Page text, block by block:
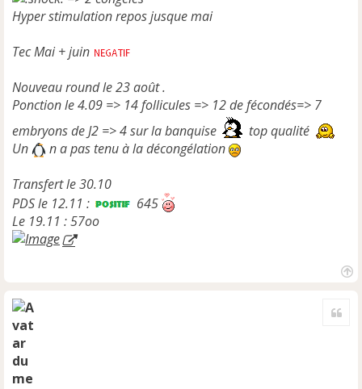
Hyper stimulation repos jusque mai
Tec Mai + juin
Nouveau round le 23 août .
Ponction le 4.09 => 14 follicules => 12 de fécondés=> 7
embryons de J2 => 4 sur la banquise
top qualité
Un
n a pas tenu à la décongélation
Transfert le 30.10
PDS le 12.11 :
645
Le 19.11 : 57oo